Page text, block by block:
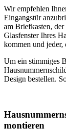
Wir empfehlen
Eingangstür
am Briefkasten,
Glasfenster Ihres
kommen und
Um ein stimmiges
Design bestellen.
montieren